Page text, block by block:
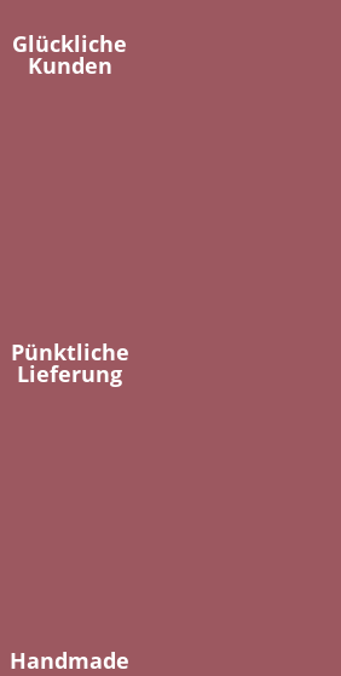
Glückliche
Kunden
Pünktliche
Lieferung
Handmade